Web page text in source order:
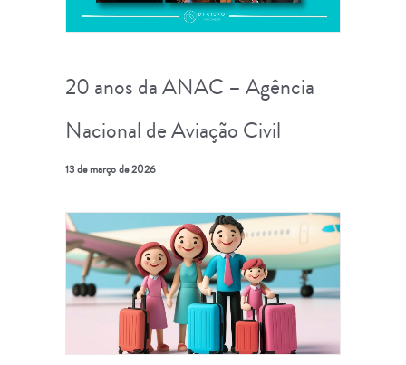
20 anos da ANAC – Agência
Nacional de Aviação Civil
13 de março de 2026